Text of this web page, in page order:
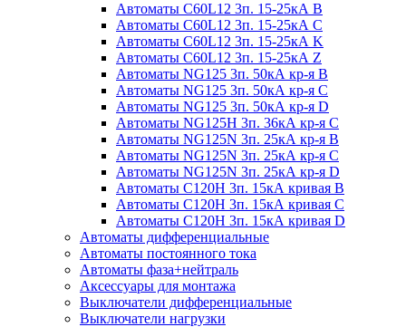
Автоматы C60L12 3п. 15-25кА B
Автоматы C60L12 3п. 15-25кА C
Автоматы C60L12 3п. 15-25кА K
Автоматы C60L12 3п. 15-25кА Z
Автоматы NG125 3п. 50кА кр-я B
Автоматы NG125 3п. 50кА кр-я C
Автоматы NG125 3п. 50кА кр-я D
Автоматы NG125H 3п. 36кА кр-я C
Автоматы NG125N 3п. 25кА кр-я B
Автоматы NG125N 3п. 25кА кр-я C
Автоматы NG125N 3п. 25кА кр-я D
Автоматы С120Н 3п. 15кА кривая B
Автоматы С120Н 3п. 15кА кривая C
Автоматы С120Н 3п. 15кА кривая D
Автоматы дифференциальные
Автоматы постоянного тока
Автоматы фаза+нейтраль
Аксессуары для монтажа
Выключатели дифференциальные
Выключатели нагрузки